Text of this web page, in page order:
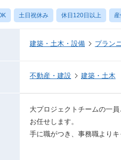
土日祝休み 休日120日以上
建築・土木・設備 プラン
不動産・建設 建築・土木
大プロジェクトチームの一
お任せします。
手に職がつき、事務職より